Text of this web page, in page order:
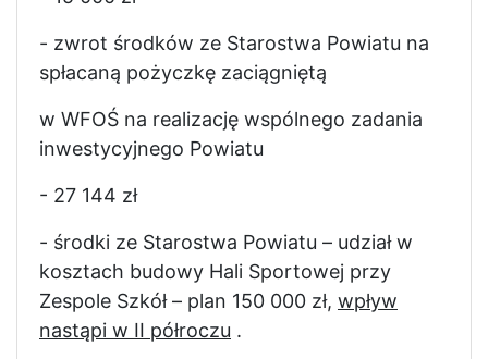
- zwrot środków ze Starostwa Powiatu na
spłacaną pożyczkę zaciągniętą
w WFOŚ na realizację wspólnego zadania
inwestycyjnego Powiatu
- 27 144 zł
- środki ze Starostwa Powiatu – udział w
kosztach budowy Hali Sportowej przy
Zespole Szkół – plan 150 000 zł, wpływ
nastąpi w II półroczu .